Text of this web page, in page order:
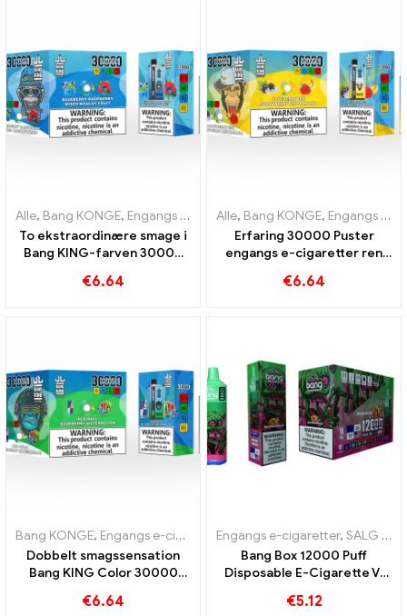
Alle, Bang KONGE, Engangs e-cigaretter Litauen ,Engangs e-
To ekstraordinære smage i
Bang KING-farven 30000
Hindbær blandet og
€6.64
Alle, Bang KONGE, Engangs e-cigaretter Litauen
Erfaring 30000 Puster
engangs e-cigaretter ren
møder Strawberry Banana in
€6.64
Bang KONGE, Engangs e-cigaretter ,Engangs e-cigaretter Litauen
Dobbelt smagssensation
Bang KING Color 30000
Watermelon 30000 Puffs
€6.64
Engangs e-cigaretter, SALG %
Bang Box 12000 Puff
Disposable E-Cigarette Vi
e-cigaretter inden for
€5.12